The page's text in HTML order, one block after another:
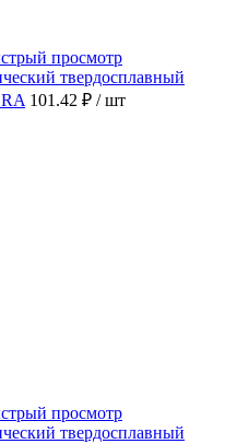
просмотр
твердосплавный
101.42 ₽ / шт
просмотр
твердосплавный